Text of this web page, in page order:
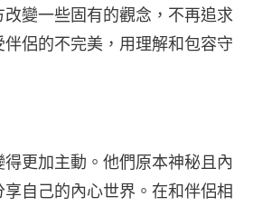
變一些固有的觀念，不再追求
侶的不完美，用理解和包容守
更加主動。他們原本神秘且內
自己的內心世界。在和伴侶相